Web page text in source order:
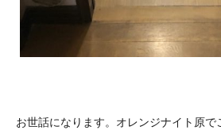
お世話になります。オレンジナイト原で